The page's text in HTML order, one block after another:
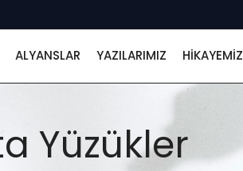
ALYANSLAR YAZILARIMIZ HIKAYEMIZ
Yüzükler